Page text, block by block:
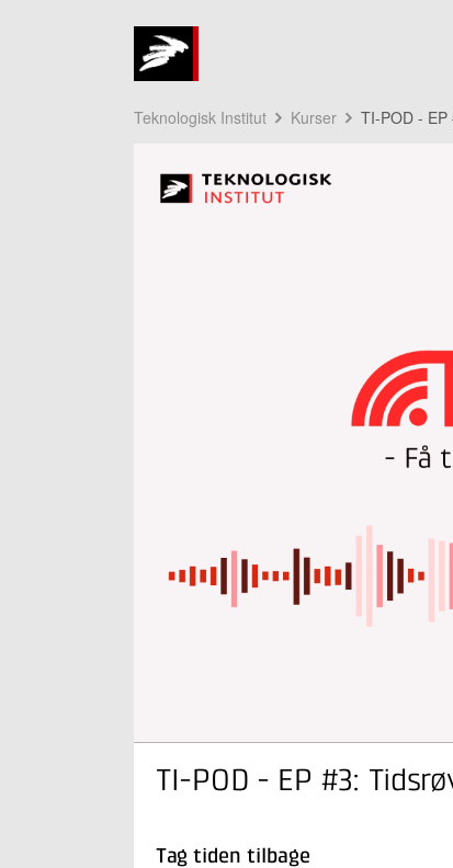
Teknologisk Institut Kurser TI-POD -
TI-POD - EP #3:
Tag tiden tilbage